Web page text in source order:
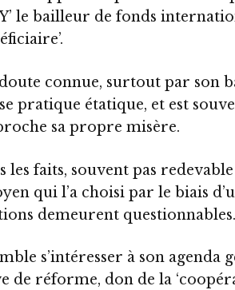
le bailleur de fonds
connue, surtout par son
pratique étatique, et est
sa propre misère.
les faits, souvent pas
qui l’a choisi par le biais
demeurent questionnables.
s’intéresser à son agenda
de réforme, don de la